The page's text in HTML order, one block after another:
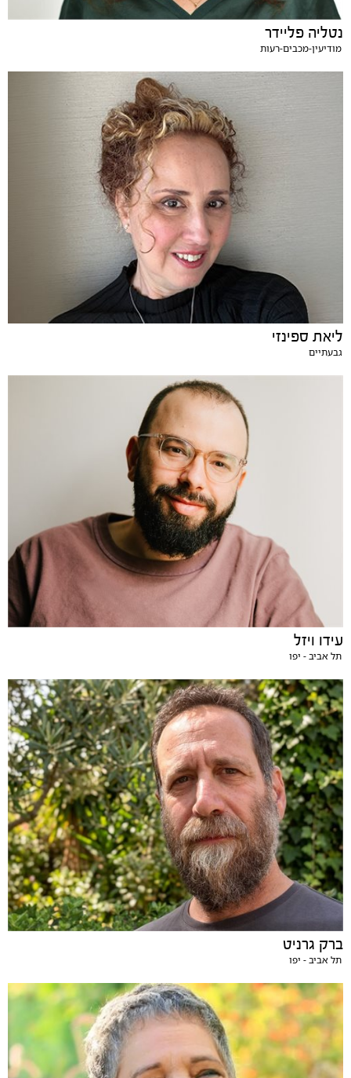
נטליה פליידר
מודיעין-מכבים-רעות
ליאת ספינזי
גבעתיים
עידו ויזל
תל אביב - יפו
ברק גרניט
תל אביב - יפו